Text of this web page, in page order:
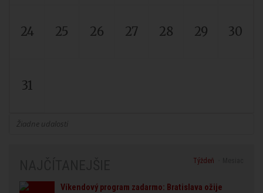
24 25 26 27 28 29 30
31
Žiadne udalosti
Týždeň
Víkendový program zadarmo: Bratislava ožije